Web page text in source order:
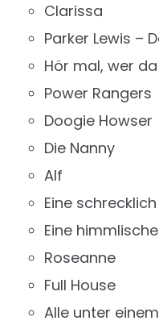
Clarissa
Parker Lewis –
Hör mal, wer
Power Rangers
Doogie Howser
Die Nanny
Alf
Eine
Eine
Roseanne
Full House
Alle unter